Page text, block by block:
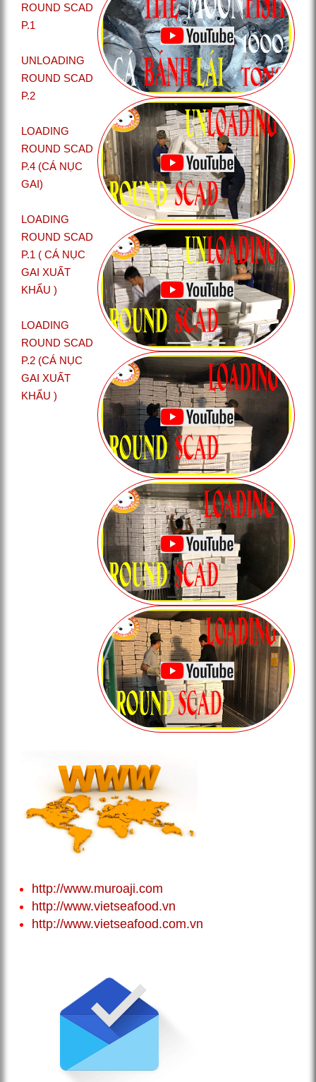
ROUND SCAD
P.1
UNLOADING
ROUND SCAD
P.2
LOADING
ROUND SCAD
P.4 (CÁ NỤC
GAI)
LOADING
ROUND SCAD
P.1 ( CÁ NỤC
GAI XUẤT
KHẨU )
LOADING
ROUND SCAD
P.2 (CÁ NỤC
GAI XUẤT
KHẨU )
http://www.muroaji.com
http://www.vietseafood.vn
http://www.vietseafood.com.vn